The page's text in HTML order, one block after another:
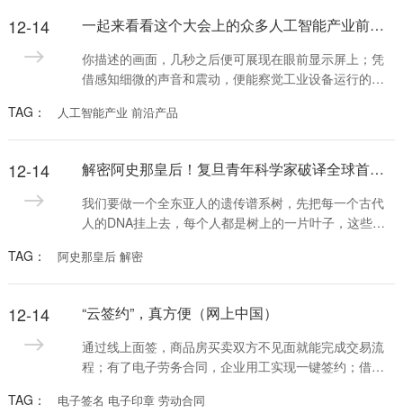
天历史与成就，为公众提供感受航天技术及文化的平
台。
12-14 一起来看看这个大会上的众多人工智能产业前沿产品
你描述的画面，几秒之后便可展现在眼前显示屏上；凭
借感知细微的声音和震动，便能察觉工业设备运行的问
城市的精细治理已可实现“一屏统揽”……
TAG： 人工智能产业 前沿产品
12-14 解密阿史那皇后！复旦青年科学家破译全球首例古突厥皇室基因组
我们要做一个全东亚人的遗传谱系树，先把每一个古代
人的DNA挂上去，每个人都是树上的一片叶子，这些人
的联系，这就是我们中华民族的“大家谱”。用DNA做家
谱，这是一件很酷的事情。
TAG： 阿史那皇后 解密
12-14 “云签约”，真方便（网上中国）
通过线上面签，商品房买卖双方不见面就能完成交易流
程；有了电子劳务合同，企业用工实现一键签约；借助
合同……电子签名、“云签约”发展迅速，逐渐融入人们日
TAG： 电子签名 电子印章 劳动合同